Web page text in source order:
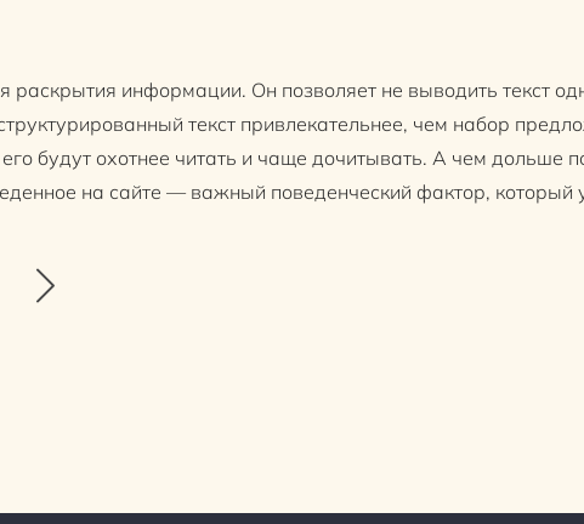
раскрытия информации. Он позволяет не выводить текст
текст привлекательнее, чем набор
будут охотнее читать и чаще дочитывать. А чем дольше
на сайте — важный поведенческий фактор,